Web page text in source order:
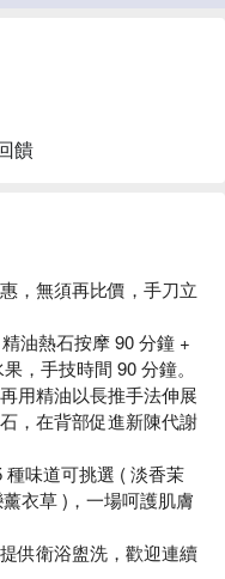
饋
，無須再比價，手刀立
油熱石按摩 90 分鐘 +
，手技時間 90 分鐘。
用精油以長推手法伸展
，在背部促進新陳代謝
種味道可挑選 ( 淡香茉
衣草 )，一場呵護肌膚
供衛浴盥洗，歡迎連續